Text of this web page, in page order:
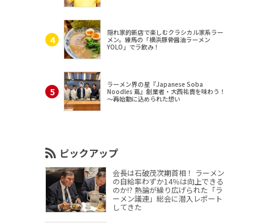
隠れ家的新店で楽しむクラシカル家系ラー
メン。練馬の「横浜豚骨醤油ラーメン
YOLO」でラ飲み！
ラーメン界の星『Japanese Soba
Noodles 蔦』創業者・大西祐貴を味わう！
～再始動に込められた想い
ピックアップ
会長は石破茂次期首相！ ラーメン
の自給率わずか14％は向上できる
のか!? 熱論が繰り広げられた「ラ
ーメン議連」総会に潜入レポート
してきた